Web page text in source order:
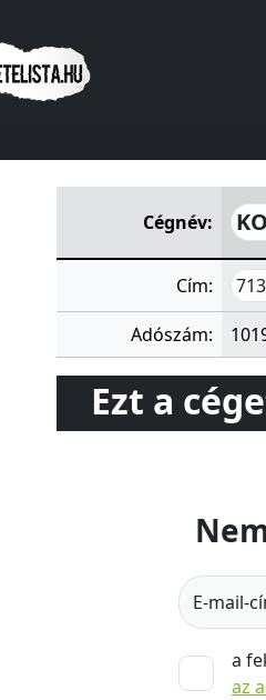
KORALL Építőipari
Cégnév:
Cím:
Adószám:
Ezt a
E-mail-
a
az